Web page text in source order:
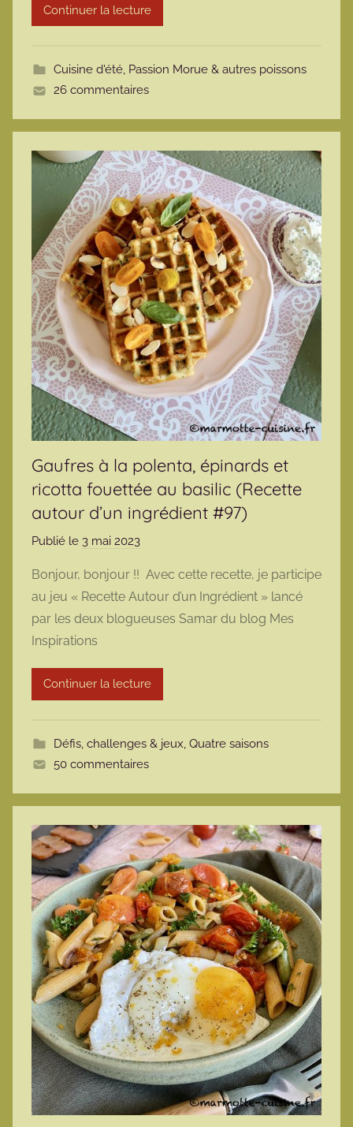
m
t
e
Continuer la lecture
Cuisine d'été, Passion Morue & autres poissons
26 commentaires
Gaufres à la polenta, épinards et
ricotta fouettée au basilic (Recette
autour d’un ingrédient #97)
Publié le 3 mai 2023
m
a
o
t
e
Bonjour, bonjour !! Avec cette recette, je participe
au jeu « Recette Autour d’un Ingrédient » lancé
par les deux blogueuses Samar du blog Mes
Inspirations
Continuer la lecture
Défis, challenges & jeux, Quatre saisons
50 commentaires